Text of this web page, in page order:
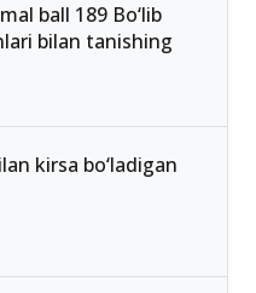
ball 189 Bo‘lib
bilan tanishing
kirsa bo‘ladigan